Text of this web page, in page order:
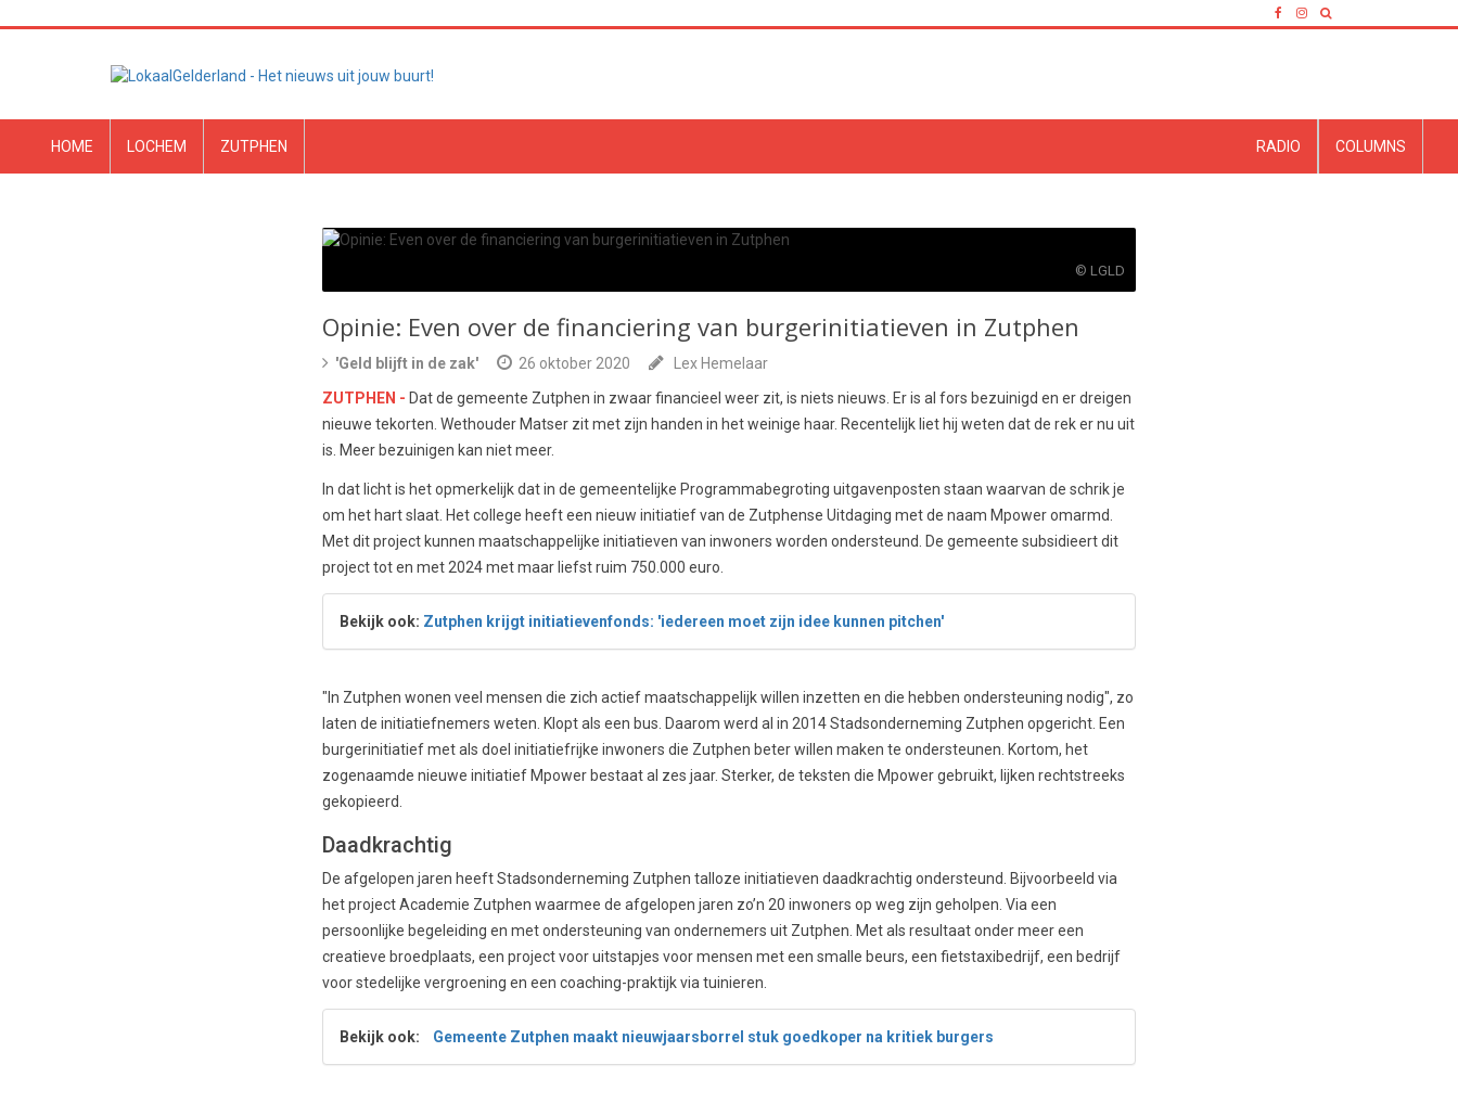
HOME LOCHEM ZUTPHEN COLUMNS
RADIO
© LGLD
Opinie: Even over de financiering van burgerinitiatieven in Zutphen
'Geld blijft in de zak' 26 oktober 2020
Lex Hemelaar
ZUTPHEN - Dat de gemeente Zutphen in zwaar financieel weer zit, is niets nieuws. Er is al fors bezuinigd en er dreigen
nieuwe tekorten. Wethouder Matser zit met zijn handen in het weinige haar. Recentelijk liet hij weten dat de rek er nu uit
is. Meer bezuinigen kan niet meer.
In dat licht is het opmerkelijk dat in de gemeentelijke Programmabegroting uitgavenposten staan waarvan de schrik je
om het hart slaat. Het college heeft een nieuw initiatief van de Zutphense Uitdaging met de naam Mpower omarmd.
Met dit project kunnen maatschappelijke initiatieven van inwoners worden ondersteund. De gemeente subsidieert dit
project tot en met 2024 met maar liefst ruim 750.000 euro.
Bekijk ook: Zutphen krijgt initiatievenfonds: 'iedereen moet zijn idee kunnen pitchen'
"In Zutphen wonen veel mensen die zich actief maatschappelijk willen inzetten en die hebben ondersteuning nodig", zo
laten de initiatiefnemers weten. Klopt als een bus. Daarom werd al in 2014 Stadsonderneming Zutphen opgericht. Een
burgerinitiatief met als doel initiatiefrijke inwoners die Zutphen beter willen maken te ondersteunen. Kortom, het
zogenaamde nieuwe initiatief Mpower bestaat al zes jaar. Sterker, de teksten die Mpower gebruikt, lijken rechtstreeks
gekopieerd.
Daadkrachtig
De afgelopen jaren heeft Stadsonderneming Zutphen talloze initiatieven daadkrachtig ondersteund. Bijvoorbeeld via
het project Academie Zutphen waarmee de afgelopen jaren zo’n 20 inwoners op weg zijn geholpen. Via een
persoonlijke begeleiding en met ondersteuning van ondernemers uit Zutphen. Met als resultaat onder meer een
creatieve broedplaats, een project voor uitstapjes voor mensen met een smalle beurs, een fietstaxibedrijf, een bedrijf
voor stedelijke vergroening en een coaching-praktijk via tuinieren.
Bekijk ook: Gemeente Zutphen maakt nieuwjaarsborrel stuk goedkoper na kritiek burgers